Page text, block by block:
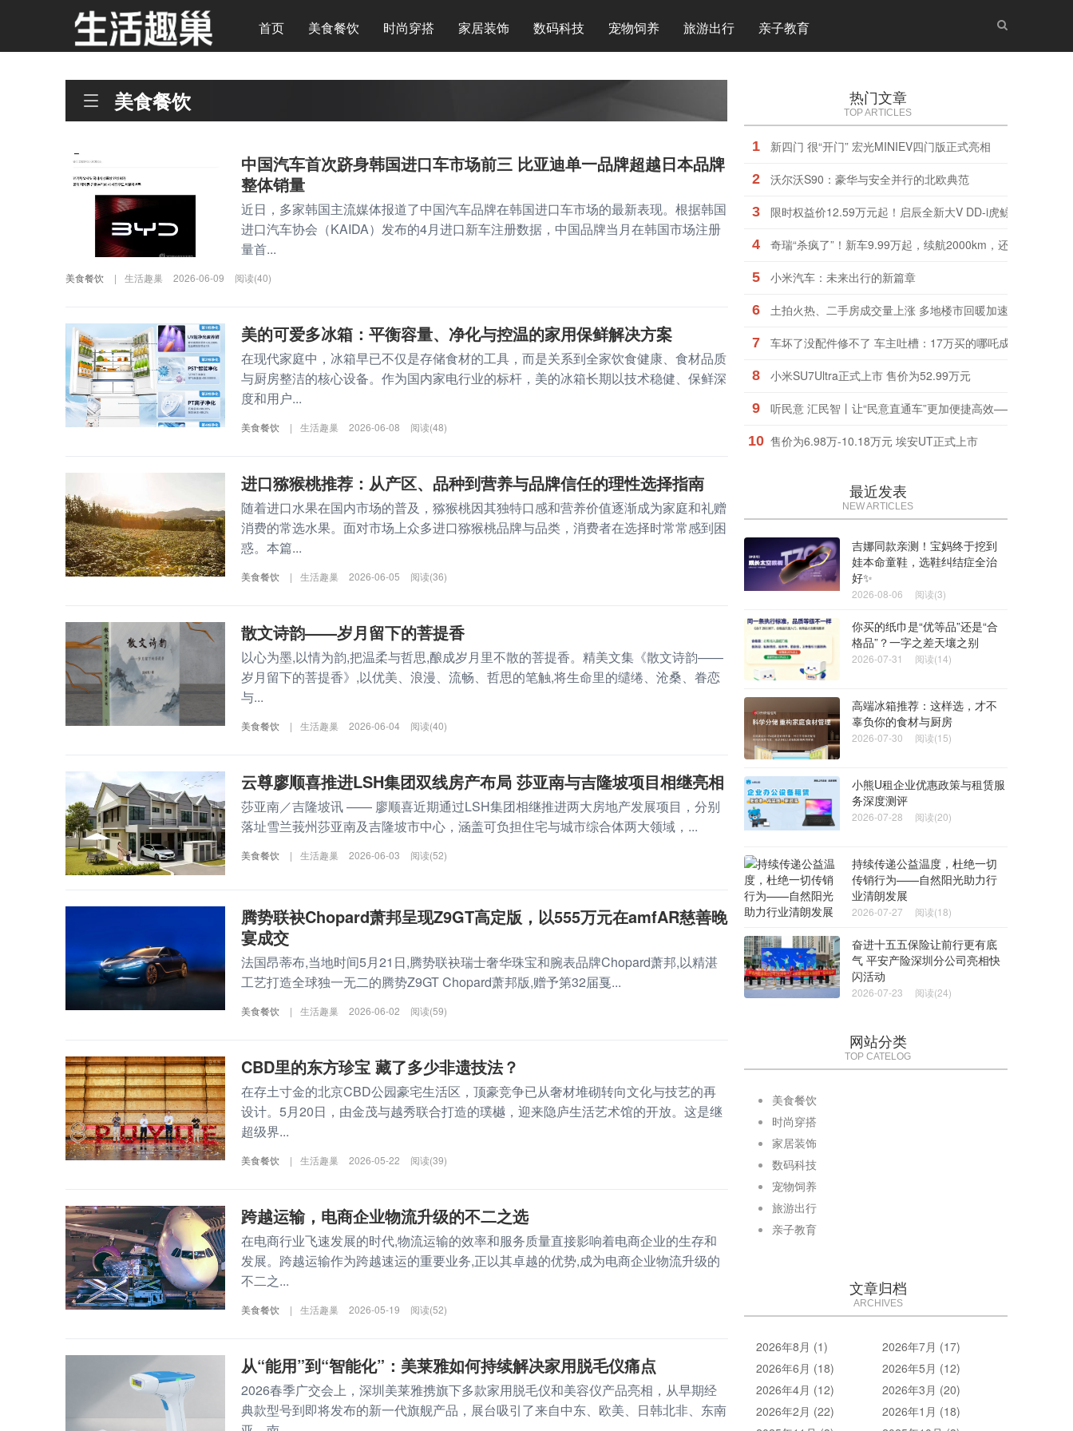
首页 美食餐饮 时尚穿搭 家居装饰 数码科技 宠物饲养 旅游出行 亲子教育
美食餐饮
中国汽车首次跻身韩国进口车市场前三 比亚迪单一品牌超越日本品牌
整体销量
近日，多家韩国主流媒体报道了中国汽车品牌在韩国进口车市场的最新表现。根据韩国
进口汽车协会（KAIDA）发布的4月进口新车注册数据，中国品牌当月在韩国市场注册
量首...
美食餐饮 | 生活趣巢 2026-06-09 阅读(40)
美的可爱多冰箱：平衡容量、净化与控温的家用保鲜解决方案
在现代家庭中，冰箱早已不仅是存储食材的工具，而是关系到全家饮食健康、食材品质
与厨房整洁的核心设备。作为国内家电行业的标杆，美的冰箱长期以技术稳健、保鲜深
度和用户...
美食餐饮 | 生活趣巢 2026-06-08 阅读(48)
进口猕猴桃推荐：从产区、品种到营养与品牌信任的理性选择指南
随着进口水果在国内市场的普及，猕猴桃因其独特口感和营养价值逐渐成为家庭和礼赠
消费的常选水果。面对市场上众多进口猕猴桃品牌与品类，消费者在选择时常常感到困
惑。本篇...
美食餐饮 | 生活趣巢 2026-06-05 阅读(36)
散文诗韵——岁月留下的菩提香
以心为墨,以情为韵,把温柔与哲思,酿成岁月里不散的菩提香。精美文集《散文诗韵——
岁月留下的菩提香》,以优美、浪漫、流畅、哲思的笔触,将生命里的缱绻、沧桑、眷恋
与...
美食餐饮 | 生活趣巢 2026-06-04 阅读(40)
云尊廖顺喜推进LSH集团双线房产布局 莎亚南与吉隆坡项目相继亮相
莎亚南／吉隆坡讯 —— 廖顺喜近期通过LSH集团相继推进两大房地产发展项目，分别
落址雪兰莪州莎亚南及吉隆坡市中心，涵盖可负担住宅与城市综合体两大领域，...
美食餐饮 | 生活趣巢 2026-06-03 阅读(52)
腾势联袂Chopard萧邦呈现Z9GT高定版，以555万元在amfAR慈善晚
宴成交
法国昂蒂布,当地时间5月21日,腾势联袂瑞士奢华珠宝和腕表品牌Chopard萧邦,以精湛
工艺打造全球独一无二的腾势Z9GT Chopard萧邦版,赠予第32届戛...
美食餐饮 | 生活趣巢 2026-06-02 阅读(59)
CBD里的东方珍宝 藏了多少非遗技法？
在存土寸金的北京CBD公园豪宅生活区，顶豪竞争已从奢材堆砌转向文化与技艺的再
设计。5月20日，由金茂与越秀联合打造的璞樾，迎来隐庐生活艺术馆的开放。这是继
超级界...
美食餐饮 | 生活趣巢 2026-05-22 阅读(39)
​跨越运输，电商企业物流升级的不二之选
在电商行业飞速发展的时代,物流运输的效率和服务质量直接影响着电商企业的生存和
发展。跨越运输作为跨越速运的重要业务,正以其卓越的优势,成为电商企业物流升级的
不二之...
美食餐饮 | 生活趣巢 2026-05-19 阅读(52)
从“能用”到“智能化”：美莱雅如何持续解决家用脱毛仪痛点
2026春季广交会上，深圳美莱雅携旗下多款家用脱毛仪和美容仪产品亮相，从早期经
典款型号到即将发布的新一代旗舰产品，展台吸引了来自中东、欧美、日韩北非、东南
热门文章
TOP ARTICLES
1 新四门 很“开门” 宏光MINIEV四门版正式亮相
2 沃尔沃S90：豪华与安全并行的北欧典范
3 限时权益价12.59万元起！启辰全新大V DD-i虎鲸领潮上市
4 奇瑞“杀疯了”！新车9.99万起，续航2000km，还看啥合资车
5 小米汽车：未来出行的新篇章
6 土拍火热、二手房成交量上涨 多地楼市回暖加速
7 车坏了没配件修不了 车主吐槽：17万买的哪吒成了大号老头
8 小米SU7Ultra正式上市 售价为52.99万元
9 听民意 汇民智丨让“民意直通车”更加便捷高效——2025年旁
10 售价为6.98万-10.18万元 埃安UT正式上市
最近发表
NEW ARTICLES
吉娜同款亲测！宝妈终于挖到
娃本命童鞋，选鞋纠结症全治
好✨
2026-08-06 阅读(3)
你买的纸巾是“优等品”还是“合
格品”？一字之差天壤之别
2026-07-31 阅读(14)
高端冰箱推荐：这样选，才不
辜负你的食材与厨房
2026-07-30 阅读(15)
小熊U租企业优惠政策与租赁服
务深度测评
2026-07-28 阅读(20)
持续传递公益温度，杜绝一切
传销行为——自然阳光助力行
业清朗发展
2026-07-27 阅读(18)
奋进十五五保险让前行更有底
气 平安产险深圳分公司亮相快
闪活动
2026-07-23 阅读(24)
网站分类
TOP CATELOG
美食餐饮
时尚穿搭
家居装饰
数码科技
宠物饲养
旅游出行
亲子教育
文章归档
ARCHIVES
2026年8月 (1)
2026年7月 (17)
2026年6月 (18)
2026年5月 (12)
2026年4月 (12)
2026年3月 (20)
2026年2月 (22)
2026年1月 (18)